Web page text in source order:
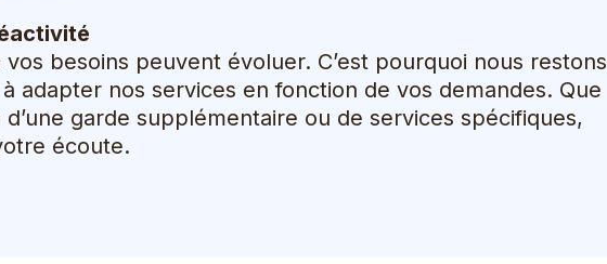
vos besoins peuvent évoluer. C’est pourquoi nous restons
adapter nos services en fonction de vos demandes. Que
garde supplémentaire ou de services spécifiques,
écoute.